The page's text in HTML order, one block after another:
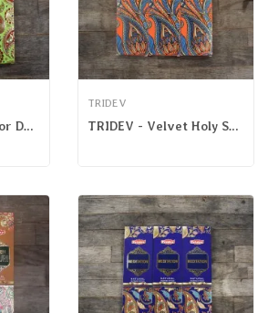
TRIDEV - Velvet Flor De Jazmín
TRIDEV
TRIDEV - Velvet Holy Spirit